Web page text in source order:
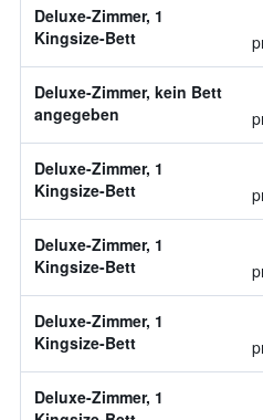
Deluxe-Zimmer, 1
Kingsize-Bett
Deluxe-Zimmer, kein Bett
angegeben
Deluxe-Zimmer, 1
Kingsize-Bett
Deluxe-Zimmer, 1
Kingsize-Bett
Deluxe-Zimmer, 1
Kingsize-Bett
Deluxe-Zimmer, 1